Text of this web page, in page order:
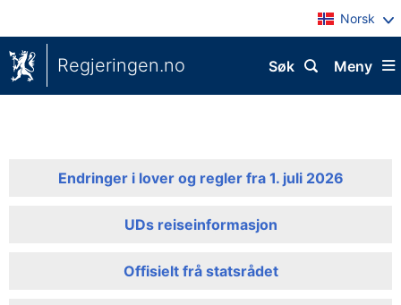
Norsk
Regjeringen.no Meny
Søk
Endringer i lover og regler fra 1. juli 2026
UDs reiseinformasjon
Offisielt frå statsrådet